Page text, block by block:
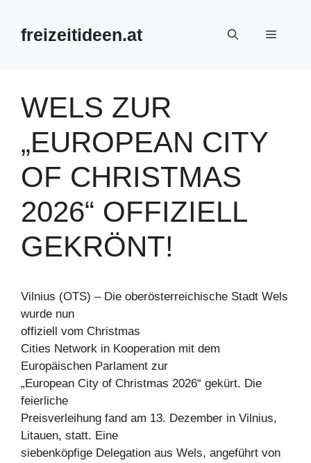
Inhalt
springenfreizeitideen.at Menü
WELS ZUR
„EUROPEAN CITY
OF CHRISTMAS
2026“ OFFIZIELL
GEKRÖNT!
Vilnius (OTS) – Die oberösterreichische Stadt Wels
wurde nun
offiziell vom Christmas
Cities Network in Kooperation mit dem
Europäischen Parlament zur
„European City of Christmas 2026“ gekürt. Die
feierliche
Preisverleihung fand am 13. Dezember in Vilnius,
Litauen, statt. Eine
siebenköpfige Delegation aus Wels, angeführt von